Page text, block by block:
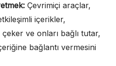
Çevrimiçi araçlar,
içerikler,
çeker ve onları bağlı tutar,
bağlantı vermesini